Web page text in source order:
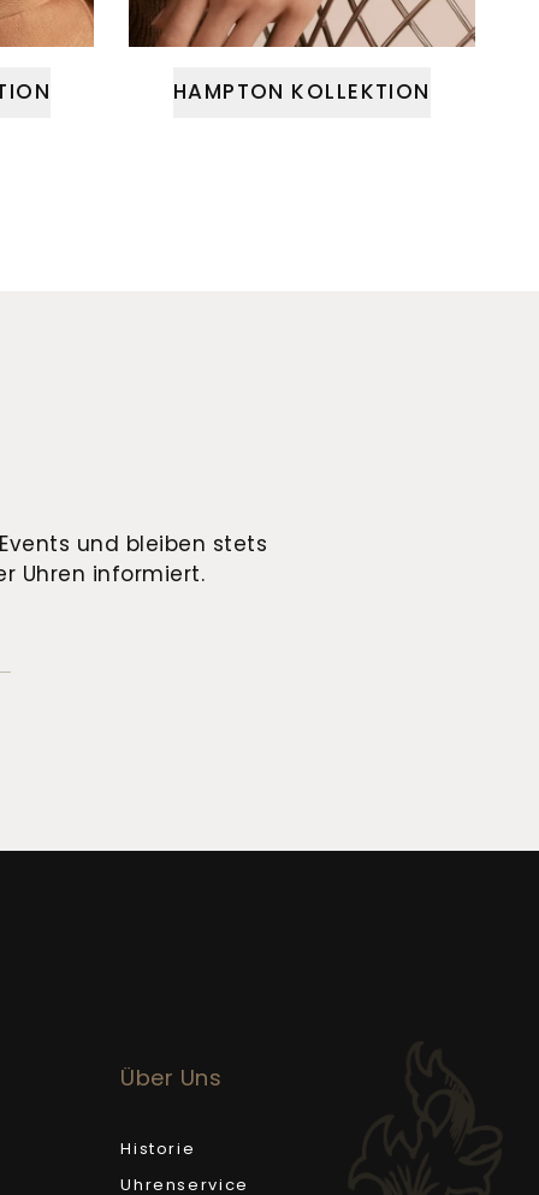
HAMPTON KOLLEKTION
und bleiben stets
Uhren informiert.
Über Uns
Historie
Uhrenservice